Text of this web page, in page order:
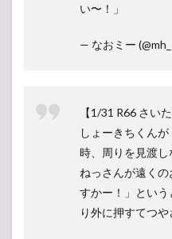
い〜！」
— なおミー
【1/31 R66 さいた
しょーきちくん
時、周りを見渡し
ねっさんが遠く
すかー！」とい
り外に押すてつや